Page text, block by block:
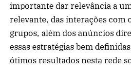
importante dar relevância a
relevante, das interações com
grupos, além dos anúncios
essas estratégias bem
ótimos resultados nesta rede